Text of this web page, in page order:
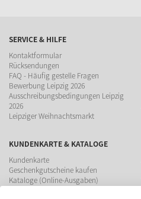
SERVICE & HILFE
Kontaktformular
Rücksendungen
FAQ - Häufig gestelle Fragen
Bewerbung Leipzig 2026
Ausschreibungsbedingungen Leipzig
2026
Leipziger Weihnachtsmarkt
KUNDENKARTE & KATALOGE
Kundenkarte
Geschenkgutscheine kaufen
Kataloge (Online-Ausgaben)